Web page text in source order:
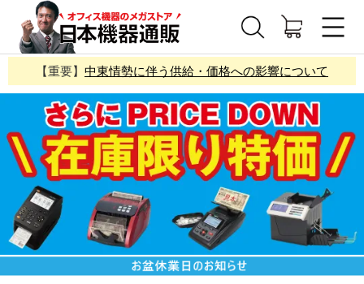
【重要】 中東情勢に伴う供給・価格への影響について